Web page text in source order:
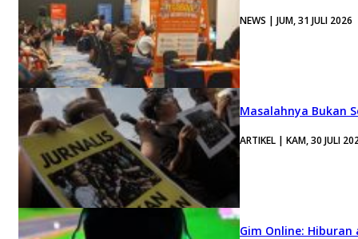
NEWS | JUM, 31 JULI 2026
Masalahnya Bukan
ARTIKEL | KAM, 30 JULI
Gim Online: